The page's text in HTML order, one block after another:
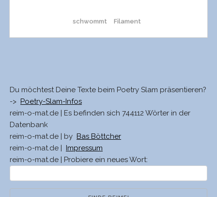
schwommt
ROMs
ROM
omg
Filament
Event
Trient
Klient
Du möchtest Deine Texte beim Poetry Slam präsentieren?
-> Poetry-Slam-Infos
reim-o-mat.de | Es befinden sich 744112 Wörter in der
Datenbank
reim-o-mat.de | by Bas Böttcher
reim-o-mat.de |
Impressum
reim-o-mat.de | Probiere ein neues Wort: